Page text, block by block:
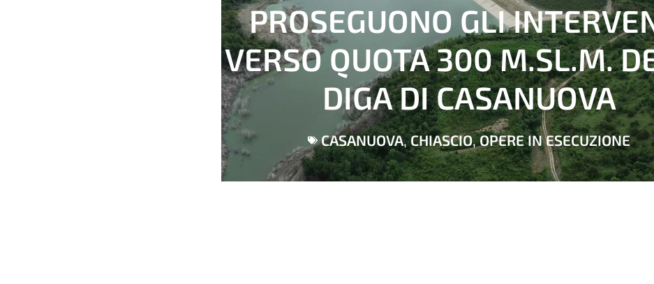
PROSEGUONO GLI
VERSO QUOTA 300 M.SL.M.
DIGA DI CASANUOVA
CASANUOVA,CHIASCIO,OPERE IN ESECUZIONE